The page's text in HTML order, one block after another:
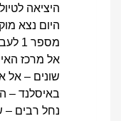
היציאה
היום נצא
אל מרכז האי
שונים – אל
באיסלנד –
נחל רבים –